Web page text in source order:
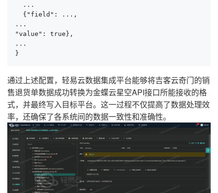
  ...
  {"field": ...,
...
"value": true},
...
}
通过上述配置，轻易云数据集成平台能够将吉客云奇门的销
售退货单数据成功转换为金蝶云星空API接口所能接收的格
式，并最终写入目标平台。这一过程不仅提高了数据处理效
率，还确保了各系统间的数据一致性和准确性。